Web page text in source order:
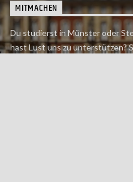
MITMACHEN
Du studierst in Münster oder
hast Lust uns zu unterstützen?